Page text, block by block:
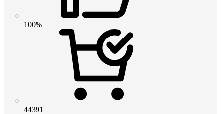
100%
44391